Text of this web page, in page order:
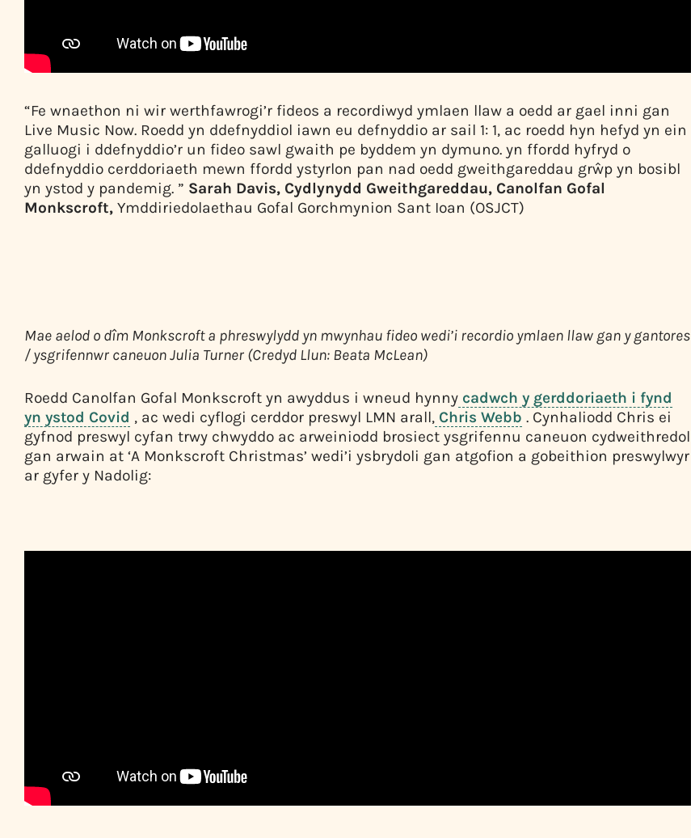
“Fe wnaethon ni wir werthfawrogi’r fideos a recordiwyd ymlaen llaw a oedd ar gael inni gan
Live Music Now. Roedd yn ddefnyddiol iawn eu defnyddio ar sail 1: 1, ac roedd hyn hefyd yn ein
galluogi i ddefnyddio’r un fideo sawl gwaith pe byddem yn dymuno. yn ffordd hyfryd o
ddefnyddio cerddoriaeth mewn ffordd ystyrlon pan nad oedd gweithgareddau grŵp yn bosibl
yn ystod y pandemig. ” Sarah Davis, Cydlynydd Gweithgareddau, Canolfan Gofal
Monkscroft, Ymddiriedolaethau Gofal Gorchmynion Sant Ioan (OSJCT)
Mae aelod o dîm Monkscroft a phreswylydd yn mwynhau fideo wedi’i recordio ymlaen llaw gan y gantores
/ ysgrifennwr caneuon Julia Turner (Credyd Llun: Beata McLean)
Roedd Canolfan Gofal Monkscroft yn awyddus i wneud hynny cadwch y gerddoriaeth i fynd
yn ystod Covid , ac wedi cyflogi cerddor preswyl LMN arall, Chris Webb . Cynhaliodd Chris ei
gyfnod preswyl cyfan trwy chwyddo ac arweiniodd brosiect ysgrifennu caneuon cydweithredol
gan arwain at ‘A Monkscroft Christmas’ wedi’i ysbrydoli gan atgofion a gobeithion preswylwyr
ar gyfer y Nadolig: